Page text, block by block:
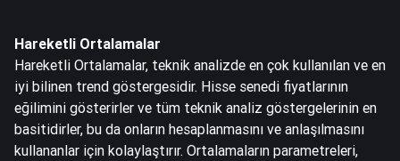
Hareketli Ortalamalar
Hareketli Ortalamalar, teknik analizde en çok kullanılan ve en
iyi bilinen trend göstergesidir. Hisse senedi fiyatlarının
eğilimini gösterirler ve tüm teknik analiz göstergelerinin en
basitidirler, bu da onların hesaplanmasını ve anlaşılmasını
kullananlar için kolaylaştırır. Ortalamaların parametreleri,